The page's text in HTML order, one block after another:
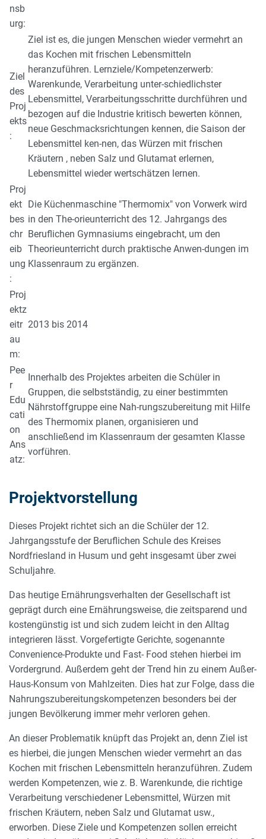
nsb
urg:
Ziel
des
Proj
ekts
:
Ziel ist es, die jungen Menschen wieder vermehrt an
das Kochen mit frischen Lebensmitteln
heranzuführen. Lernziele/Kompetenzerwerb:
Warenkunde, Verarbeitung unter-schiedlichster
Lebensmittel, Verarbeitungsschritte durchführen und
bezogen auf die Industrie kritisch bewerten können,
neue Geschmacksrichtungen kennen, die Saison der
Lebensmittel ken-nen, das Würzen mit frischen
Kräutern , neben Salz und Glutamat erlernen,
Lebensmittel wieder wertschätzen lernen.
Proj
ekt
bes
chr
eib
ung
:
Die Küchenmaschine "Thermomix" von Vorwerk wird
in den The-orieunterricht des 12. Jahrgangs des
Beruflichen Gymnasiums eingebracht, um den
Theorieunterricht durch praktische Anwen-dungen im
Klassenraum zu ergänzen.
Proj
ektz
eitr
au
m:
2013 bis 2014
Pee
r
Edu
cati
on
Ans
atz:
Innerhalb des Projektes arbeiten die Schüler in
Gruppen, die selbstständig, zu einer bestimmten
Nährstoffgruppe eine Nah-rungszubereitung mit Hilfe
des Thermomix planen, organisieren und
anschließend im Klassenraum der gesamten Klasse
vorführen.
Projektvorstellung
Dieses Projekt richtet sich an die Schüler der 12.
Jahrgangsstufe der Beruflichen Schule des Kreises
Nordfriesland in Husum und geht insgesamt über zwei
Schuljahre.
Das heutige Ernährungsverhalten der Gesellschaft ist
geprägt durch eine Ernährungsweise, die zeitsparend und
kostengünstig ist und sich zudem leicht in den Alltag
integrieren lässt. Vorgefertigte Gerichte, sogenannte
Convenience-Produkte und Fast- Food stehen hierbei im
Vordergrund. Außerdem geht der Trend hin zu einem Außer-
Haus-Konsum von Mahlzeiten. Dies hat zur Folge, dass die
Nahrungszubereitungskompetenzen besonders bei der
jungen Bevölkerung immer mehr verloren gehen.
An dieser Problematik knüpft das Projekt an, denn Ziel ist
es hierbei, die jungen Menschen wieder vermehrt an das
Kochen mit frischen Lebensmitteln heranzuführen. Zudem
werden Kompetenzen, wie z. B. Warenkunde, die richtige
Verarbeitung verschiedener Lebensmittel, Würzen mit
frischen Kräutern, neben Salz und Glutamat usw.,
erworben. Diese Ziele und Kompetenzen sollen erreicht